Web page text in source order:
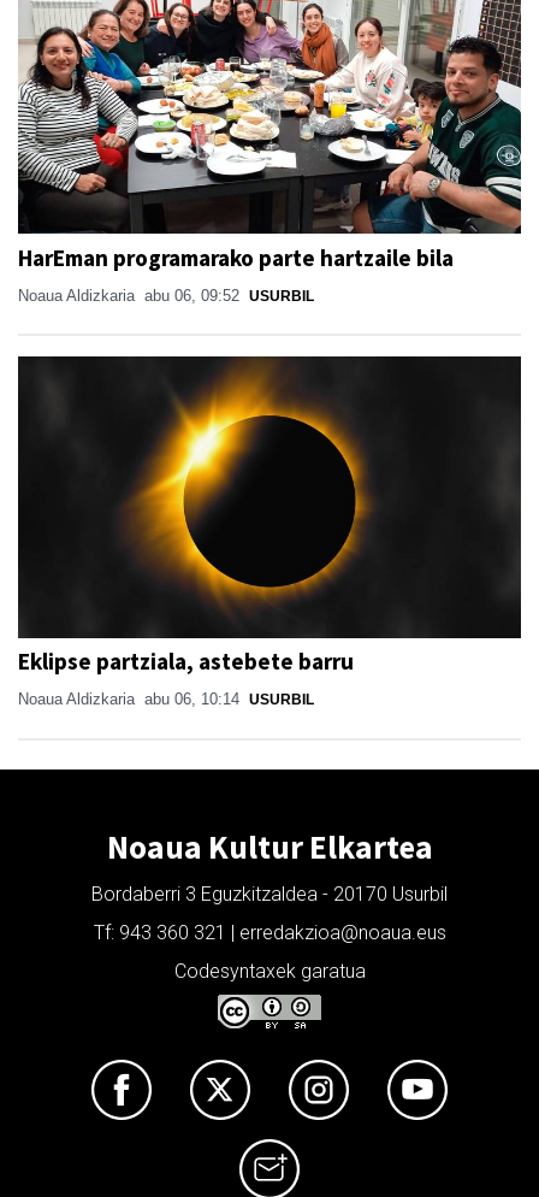
HarEman programarako parte hartzaile bila
Noaua Aldizkaria abu 06, 09:52 USURBIL
Eklipse partziala, astebete barru
Noaua Aldizkaria abu 06, 10:14 USURBIL
Noaua Kultur Elkartea
Bordaberri 3 Eguzkitzaldea - 20170 Usurbil
Tf: 943 360 321 | erredakzioa@noaua.eus
Codesyntaxek garatua